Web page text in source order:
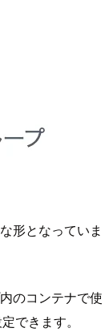
形となっていま
のコンテナで使
できます。